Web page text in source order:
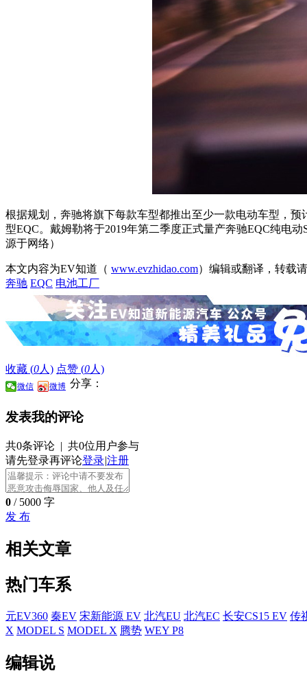
根据规划，奔驰将旗下每款车型都推出至少一款电动车型，
型EQC。戴姆勒将于2019年第二季度正式量产奔驰EQC纯电
源于网络）
本文内容为EV知道（ www.evzhidao.com）编辑或翻译，转载
奔驰 EQC 电池工厂
收藏 (0人) 点赞 (0人)
分享：
微信 微博
发表我的评论
共0条评论 | 共0位用户参与
请先登录再评论登录|注册
0 / 5000 字
发 布
相关文章
热门车系
元EV360 秦EV 宋新能源 EV 北汽EU 北汽EC 长安CS15 EV 传
X MODEL S MODEL X 腾势 WEY P8
编辑说